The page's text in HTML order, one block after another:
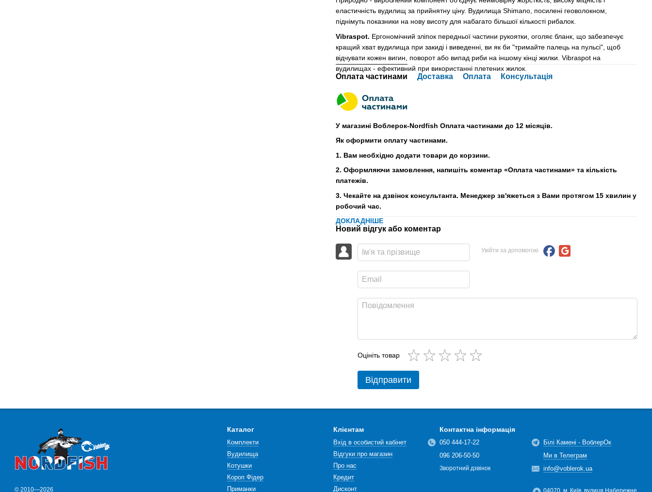
еластичність вудилищ за прийнятну ціну. Вудилища Shimano, посилені геоволокном,
піднімуть показники на нову висоту для набагато більшої кількості рибалок.
Vibraspot. Ергономічний зліпок передньої частини рукоятки, оголяє бланк, що забезпечує
кращий хват вудилища при закиді і виведенні, ви як би "тримайте палець на пульсі", щоб
відчувати кожен вигин, поворот або випад риби на іншому кінці жилки. Vibraspot на
вудилищах - ефективний при використанні плетених жилок.
Оплата частинами Доставка Оплата Консультація
У магазині Воблерок-Nordfish Оплата частинами до 12 місяців.
Як оформити оплату частинами.
1. Вам необхідно додати товари до корзини.
2. Оформляючи замовлення, напишіть коментар «Оплата частинами» та кількість
платежів.
3. Чекайте на дзвінок консультанта. Менеджер зв'яжеться з Вами протягом 15 хвилин у
робочий час.
ДОКЛАДНІШЕ
Новий відгук або коментар
Увійти за допомогою
Оцініть товар
Відправити
© 2010—2026
Каталог
Комплекти
Вудилища
Котушки
Короп Фідер
Приманки
Клієнтам
Вхід в особистий кабінет
Відгуки про магазин
Про нас
Кредит
Дисконт
Контактна інформація
050 444-17-22
096 206-50-50
Зворотний дзвінок
Білі Камені - ВоблерОк
Ми в Телеграм
info@voblerok.ua
04070, м. Київ, вулиця Набережне